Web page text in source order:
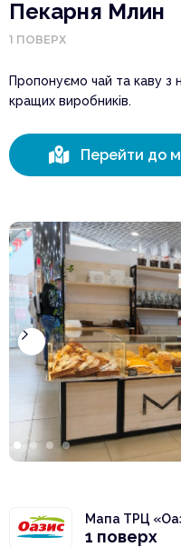
Пекарня Млин
1 ПОВЕРХ
Пропонуємо чай та каву з
кращих виробників.
 Перейти до
Мапа ТРЦ
1 поверх